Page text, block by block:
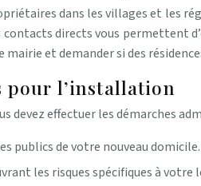
dans les villages et les
directs vous permettent
mairie et demander si des
pour l’installation
devez effectuer les démarches
publics de votre nouveau domicile.
les risques spécifiques à votre